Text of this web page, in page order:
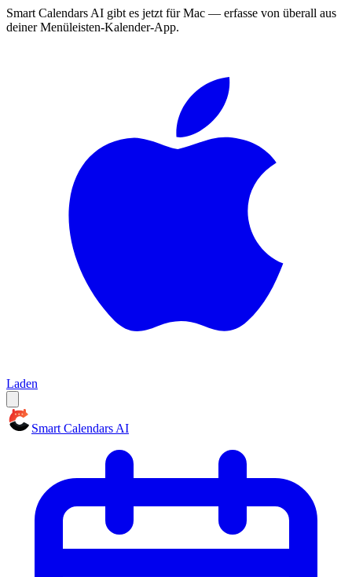
Smart Calendars AI gibt es jetzt für Mac — erfasse von überall aus
deiner Menüleisten-Kalender-App.
Laden
Smart Calendars AI